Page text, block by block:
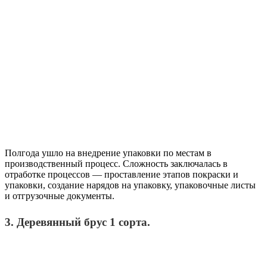
Полгода ушло на внедрение упаковки по местам в
производственный процесс. Сложность заключалась в
отработке процессов — проставление этапов покраски и
упаковки, создание нарядов на упаковку, упаковочные листы
и отгрузочные документы.
3. Деревянный брус 1 сорта.